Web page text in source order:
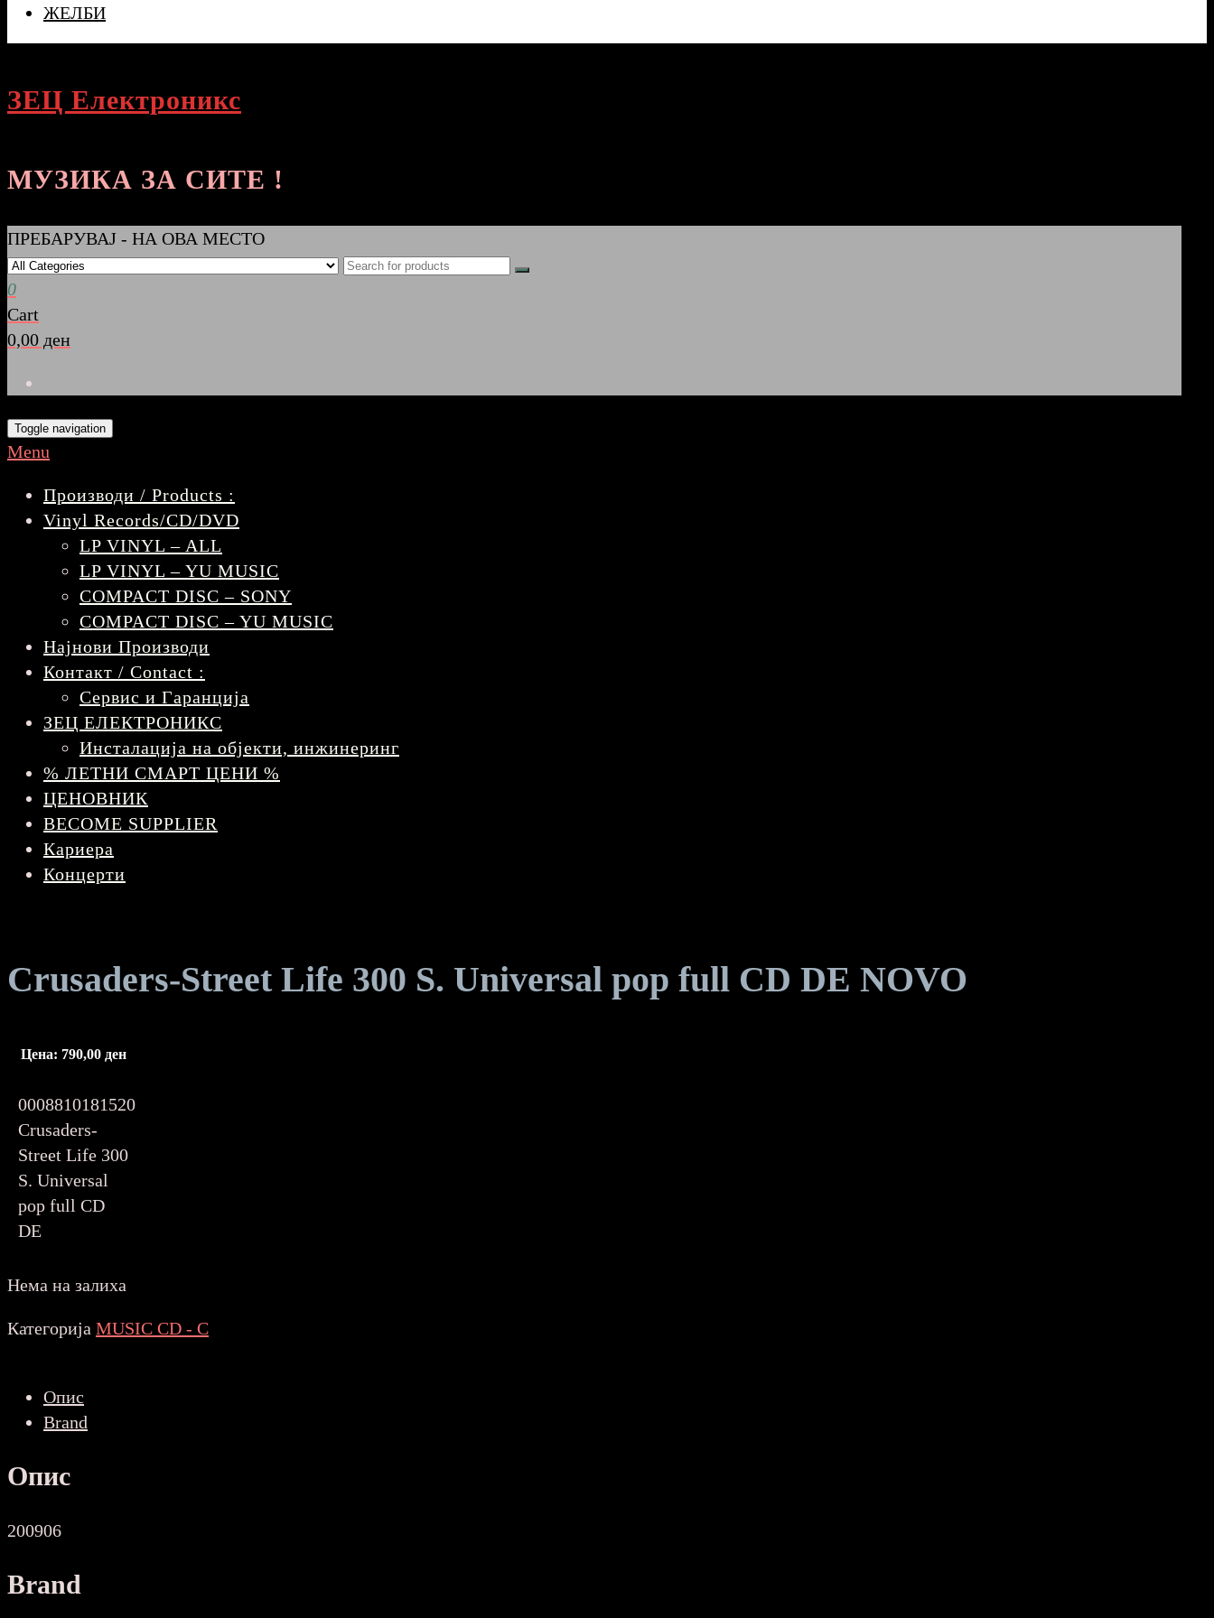
ЖЕЛБИ
ЗЕЦ Електроникс
МУЗИКА ЗА СИТЕ !
ПРЕБАРУВАЈ - НА ОВА МЕСТО
0
Cart
0,00 ден
Toggle navigation
Menu
Производи / Products :
Vinyl Records/CD/DVD
LP VINYL – ALL
LP VINYL – YU MUSIC
COMPACT DISC – SONY
COMPACT DISC – YU MUSIC
Најнови Производи
Контакт / Contact :
Сервис и Гаранција
ЗЕЦ ЕЛЕКТРОНИКС
Инсталација на објекти, инжинеринг
% ЛЕТНИ СМАРТ ЦЕНИ %
ЦЕНОВНИК
BECOME SUPPLIER
Кариера
Концерти
Crusaders-Street Life 300 S. Universal pop full CD DE NOVO
Цена: 790,00 ден
0008810181520
Crusaders-
Street Life 300
S. Universal
pop full CD
DE
Нема на залиха
Категорија MUSIC CD - C
Опис
Brand
Опис
200906
Brand